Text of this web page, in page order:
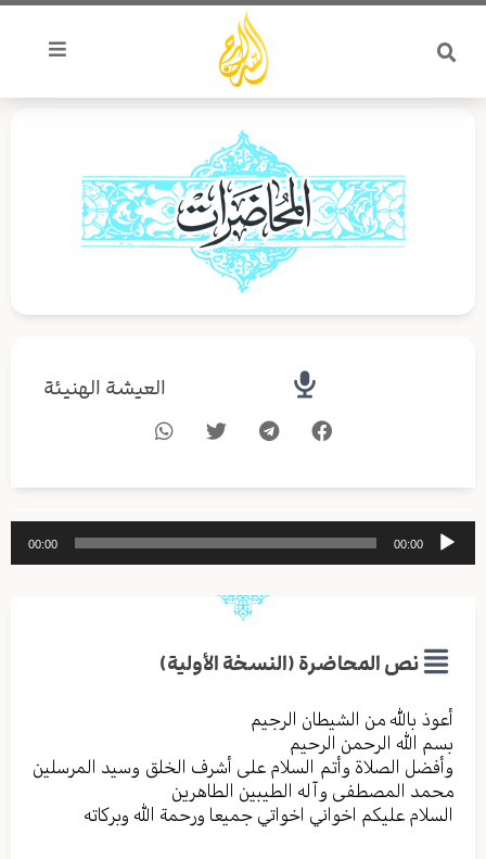
تخطي
المحتوى
العيشة الهنيئة
مشغل
الصوت
00:00
00:00
نص المحاضرة (النسخة الأولية)
أعوذ بالله من الشیطان الرجیم
بسم الله الرحمن الرحیم
وأفضل الصلاة وأتم السلام علی أشرف الخلق وسید المرسلین
محمد المصطفی وآله الطیبین الطاهرین
السلام علیکم اخواني اخواتي جمیعا ورحمة الله وبرکاته